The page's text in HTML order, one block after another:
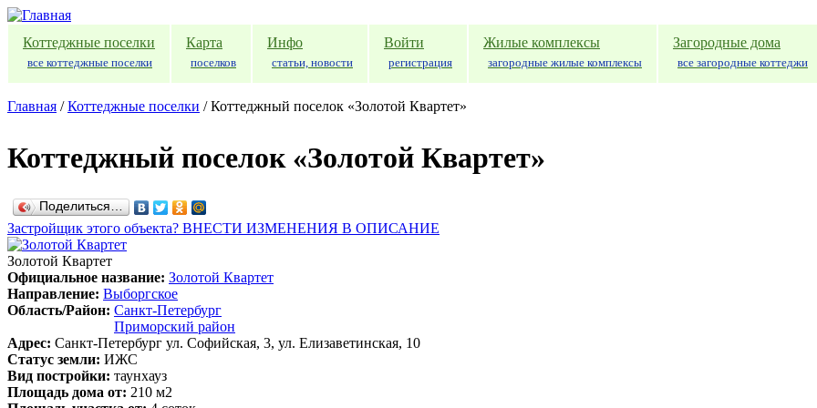
Перейти к основному содержанию
Коттеджные поселки
все коттеджные поселки
Карта
поселков
Инфо
статьи, новости
Войти
регистрация
Жилые комплексы
загородные жилые комплексы
Загородные дома
все загородные коттеджи
Главная / Коттеджные поселки /Коттеджный поселок «Золотой Квартет»
Коттеджный поселок «Золотой Квартет»
Поделиться…
Застройщик этого объекта? ВНЕСТИ ИЗМЕНЕНИЯ В ОПИСАНИЕ
Золотой Квартет
Официальное название: Золотой Квартет
Направление: Выборгское
Область/Район: Санкт-Петербург
Приморский район
Адрес: Санкт-Петербург ул. Софийская, 3, ул. Елизаветинская, 10
Статус земли: ИЖС
Вид постройки: таунхауз
Площадь дома от: 210 м2